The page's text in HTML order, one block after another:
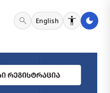
search
English